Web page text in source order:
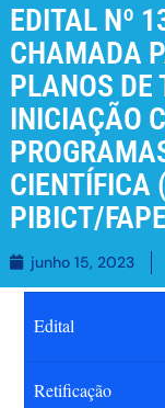
EDITAL Nº
CHAMADA
PLANOS DE
INICIAÇÃO
CIENTÍFICA
PIBICT/
junho 15, 2023
Edital
Retificação